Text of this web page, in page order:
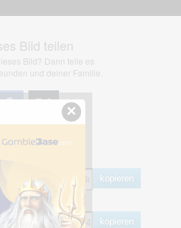
Bild teilen
Bild? Dann teile es
und deiner Familie.
Share Links
kopieren
HTML
kopieren
×